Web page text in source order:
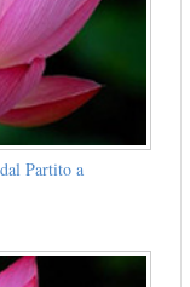
Partito a